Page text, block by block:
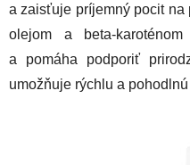
a zaisťuje príjemný pocit na
olejom a beta-
a pomáha podporiť
umožňuje rýchlu a